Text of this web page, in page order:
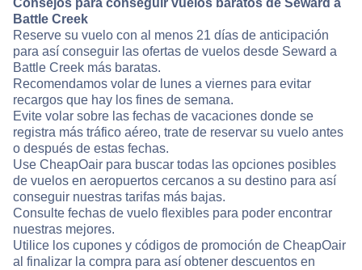
Consejos para conseguir vuelos baratos de Seward a
Battle Creek
Reserve su vuelo con al menos 21 días de anticipación
para así conseguir las ofertas de vuelos desde Seward a
Battle Creek más baratas.
Recomendamos volar de lunes a viernes para evitar
recargos que hay los fines de semana.
Evite volar sobre las fechas de vacaciones donde se
registra más tráfico aéreo, trate de reservar su vuelo antes
o después de estas fechas.
Use CheapOair para buscar todas las opciones posibles
de vuelos en aeropuertos cercanos a su destino para así
conseguir nuestras tarifas más bajas.
Consulte fechas de vuelo flexibles para poder encontrar
nuestras mejores.
Utilice los cupones y códigos de promoción de CheapOair
al finalizar la compra para así obtener descuentos en